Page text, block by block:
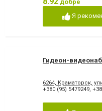
добре
Я
Гидеон-
6264, Краматорск,
+380 (95) 5479249,